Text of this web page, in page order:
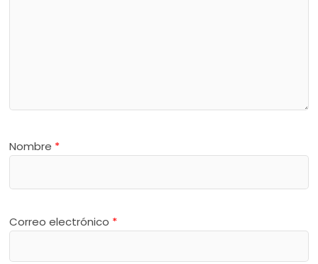
Nombre *
Correo electrónico *